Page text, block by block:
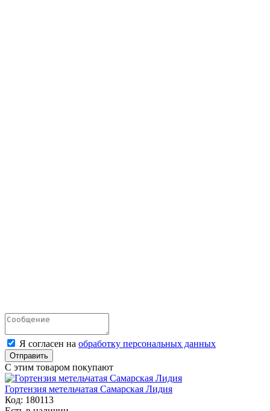
Я согласен на обработку персональных данных
Отправить
С этим товаром покупают
Гортензия метельчатая Самарская Лидия
Код: 180113